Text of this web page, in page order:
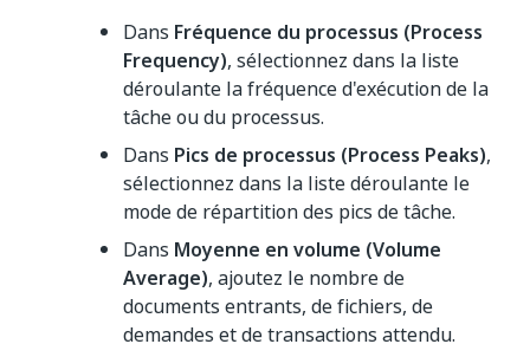
Dans Fréquence du processus (Process
Frequency), sélectionnez dans la liste
déroulante la fréquence d'exécution de la
tâche ou du processus.
Dans Pics de processus (Process Peaks),
sélectionnez dans la liste déroulante le
mode de répartition des pics de tâche.
Dans Moyenne en volume (Volume
Average), ajoutez le nombre de
documents entrants, de fichiers, de
demandes et de transactions attendu.